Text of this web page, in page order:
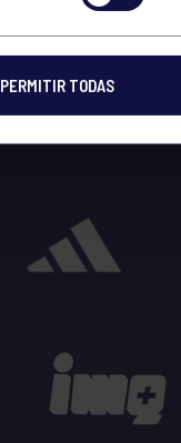
PERMITIR TODAS